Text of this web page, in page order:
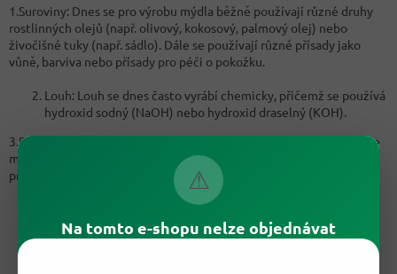
⚠
Na tomto e-shopu nelze objednávat
1.Suroviny: Dnes se pro výrobu mýdla běžně používají různé druhy
rostlinných olejů (např. olivový, kokosový, palmový olej) nebo
živočišné tuky (např. sádlo). Dále se používají různé přísady jako
vůně, barviva nebo přísady pro péči o pokožku.
Louh: Louh se dnes často vyrábí chemicky, přičemž se používá
hydroxid sodný (NaOH) nebo hydroxid draselný (KOH).
3.Proces výroby: Základní proces saponifikace zůstává podobný, ale
moderní technologie umožňují přesné regulování teploty, času a
přísad, což umožňuje vyrábět mýdlo s konzistentními vlastnostmi.
Zpracování: Moderní mýdla se často vyrábějí ve formě
tekutého mýdla nebo tuhého mýdla v různých tvarech a
velikostech. Po výrobě může být mýdlo obohaceno o další